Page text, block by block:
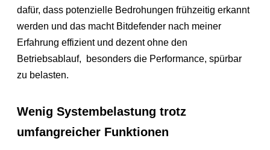
dafür, dass potenzielle Bedrohungen frühzeitig erkannt
werden und das macht Bitdefender nach meiner
Erfahrung effizient und dezent ohne den
Betriebsablauf, besonders die Performance, spürbar
zu belasten.
Wenig Systembelastung trotz
umfangreicher Funktionen